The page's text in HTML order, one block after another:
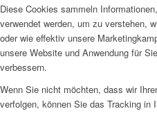
Diese Cookies sammeln
verwendet werden, um zu verstehen,
oder wie effektiv unsere
unsere Website und Anwendung für
verbessern.
Wenn Sie nicht möchten, dass wir
verfolgen, können Sie das Tracking in